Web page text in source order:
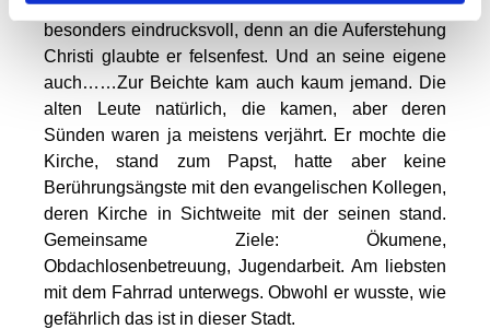
besonders eindrucksvoll, denn an die Auferstehung
Christi glaubte er felsenfest. Und an seine eigene
auch……Zur Beichte kam auch kaum jemand. Die
alten Leute natürlich, die kamen, aber deren
Sünden waren ja meistens verjährt. Er mochte die
Kirche, stand zum Papst, hatte aber keine
Berührungsängste mit den evangelischen Kollegen,
deren Kirche in Sichtweite mit der seinen stand.
Gemeinsame Ziele: Ökumene,
Obdachlosenbetreuung, Jugendarbeit. Am liebsten
mit dem Fahrrad unterwegs. Obwohl er wusste, wie
gefährlich das ist in dieser Stadt.